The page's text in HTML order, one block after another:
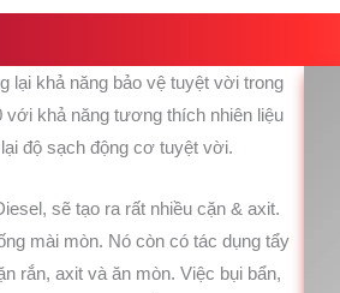
lại khả năng bảo vệ tuyệt vời trong
với khả năng tương thích nhiên liệu
độ sạch động cơ tuyệt vời.
sẽ tạo ra rất nhiều cặn & axit.
mài mòn. Nó còn có tác dụng tẩy
rắn, axit và ăn mòn. Việc bụi bẩn,